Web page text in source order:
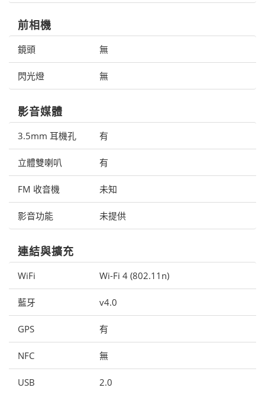
前相機
鏡頭 無
閃光燈 無
影音媒體
3.5mm 耳機孔 有
立體雙喇叭 有
FM 收音機 未知
影音功能 未提供
連結與擴充
WiFi Wi-Fi 4 (802.11n)
藍牙 v4.0
GPS 有
NFC 無
USB 2.0